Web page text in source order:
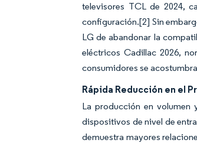
televisores TCL de 2024,
configuración.[2] Sin
LG de abandonar la
eléctricos Cadillac 2026,
consumidores se
Rápida Reducción en el
La producción en volumen
dispositivos de nivel de
demuestra mayores